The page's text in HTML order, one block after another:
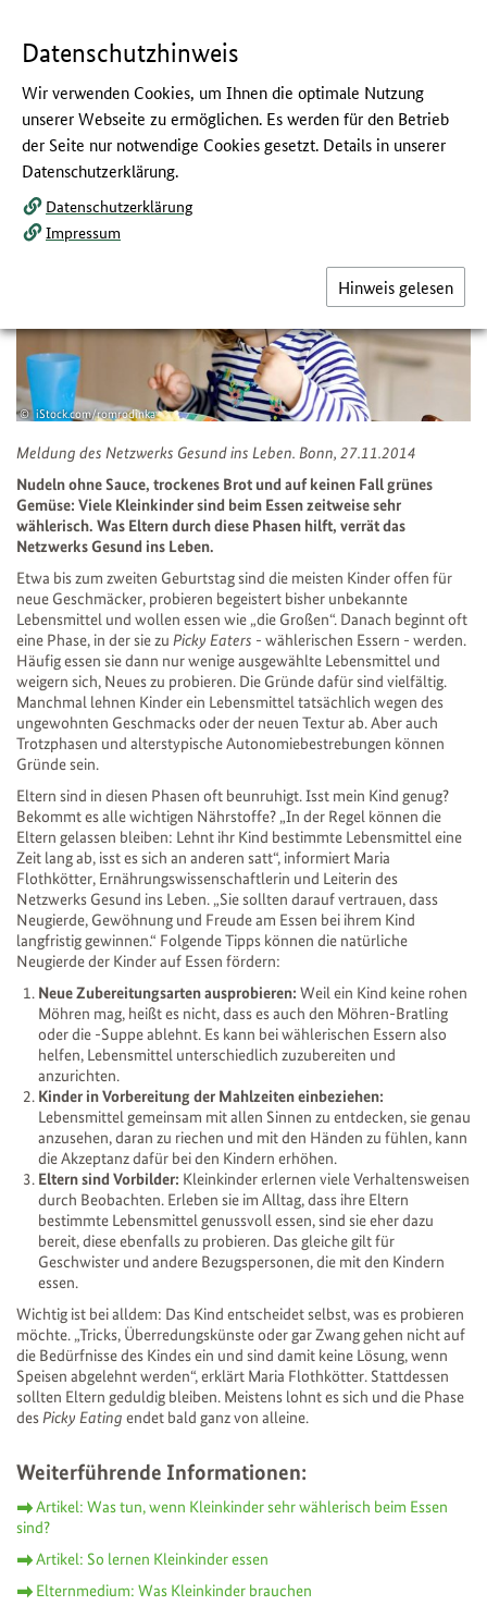
und
Service
Picky Eaters: 3 Tipps bei
wählerischen Essern
Infos und Tipps für Eltern
iStock.com/romrodinka
Meldung des Netzwerks Gesund ins Leben. Bonn, 27.11.2014
Nudeln ohne Sauce, trockenes Brot und auf keinen Fall grünes
Gemüse: Viele Kleinkinder sind beim Essen zeitweise sehr
wählerisch. Was Eltern durch diese Phasen hilft, verrät das
Netzwerks Gesund ins Leben.
Etwa bis zum zweiten Geburtstag sind die meisten Kinder offen für
neue Geschmäcker, probieren begeistert bisher unbekannte
Lebensmittel und wollen essen wie „die Großen“. Danach beginnt oft
eine Phase, in der sie zu Picky Eaters - wählerischen Essern - werden.
Häufig essen sie dann nur wenige ausgewählte Lebensmittel und
weigern sich, Neues zu probieren. Die Gründe dafür sind vielfältig.
Manchmal lehnen Kinder ein Lebensmittel tatsächlich wegen des
ungewohnten Geschmacks oder der neuen Textur ab. Aber auch
Trotzphasen und alterstypische Autonomiebestrebungen können
Gründe sein.
Eltern sind in diesen Phasen oft beunruhigt. Isst mein Kind genug?
Bekommt es alle wichtigen Nährstoffe? „In der Regel können die
Eltern gelassen bleiben: Lehnt ihr Kind bestimmte Lebensmittel eine
Zeit lang ab, isst es sich an anderen satt“, informiert Maria
Flothkötter, Ernährungswissenschaftlerin und Leiterin des
Netzwerks Gesund ins Leben. „Sie sollten darauf vertrauen, dass
Neugierde, Gewöhnung und Freude am Essen bei ihrem Kind
langfristig gewinnen.“ Folgende Tipps können die natürliche
Neugierde der Kinder auf Essen fördern:
Neue Zubereitungsarten ausprobieren: Weil ein Kind keine rohen
Möhren mag, heißt es nicht, dass es auch den Möhren-Bratling
oder die -Suppe ablehnt. Es kann bei wählerischen Essern also
helfen, Lebensmittel unterschiedlich zuzubereiten und
anzurichten.
Kinder in Vorbereitung der Mahlzeiten einbeziehen:
Lebensmittel gemeinsam mit allen Sinnen zu entdecken, sie genau
anzusehen, daran zu riechen und mit den Händen zu fühlen, kann
die Akzeptanz dafür bei den Kindern erhöhen.
Eltern sind Vorbilder: Kleinkinder erlernen viele Verhaltensweisen
durch Beobachten. Erleben sie im Alltag, dass ihre Eltern
bestimmte Lebensmittel genussvoll essen, sind sie eher dazu
bereit, diese ebenfalls zu probieren. Das gleiche gilt für
Geschwister und andere Bezugspersonen, die mit den Kindern
essen.
Wichtig ist bei alldem: Das Kind entscheidet selbst, was es probieren
möchte. „Tricks, Überredungskünste oder gar Zwang gehen nicht auf
die Bedürfnisse des Kindes ein und sind damit keine Lösung, wenn
Speisen abgelehnt werden“, erklärt Maria Flothkötter. Stattdessen
sollten Eltern geduldig bleiben. Meistens lohnt es sich und die Phase
desPicky Eating endet bald ganz von alleine.
Weiterführende Informationen:
Artikel: Was tun, wenn Kleinkinder sehr wählerisch beim Essen
sind?
Artikel: So lernen Kleinkinder essen
Elternmedium: Was Kleinkinder brauchen
Datenschutzhinweis
Wir verwenden Cookies, um Ihnen die optimale Nutzung
unserer Webseite zu ermöglichen. Es werden für den Betrieb
der Seite nur notwendige Cookies gesetzt. Details in unserer
Datenschutzerklärung.
Datenschutzerklärung
Impressum
Hinweis gelesen